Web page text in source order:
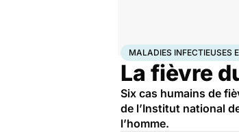
AccueilSanté Maladies
MALADIES INFECTIEUSES
La fièvre
Six cas humains de
de l’Institut national
l’homme.